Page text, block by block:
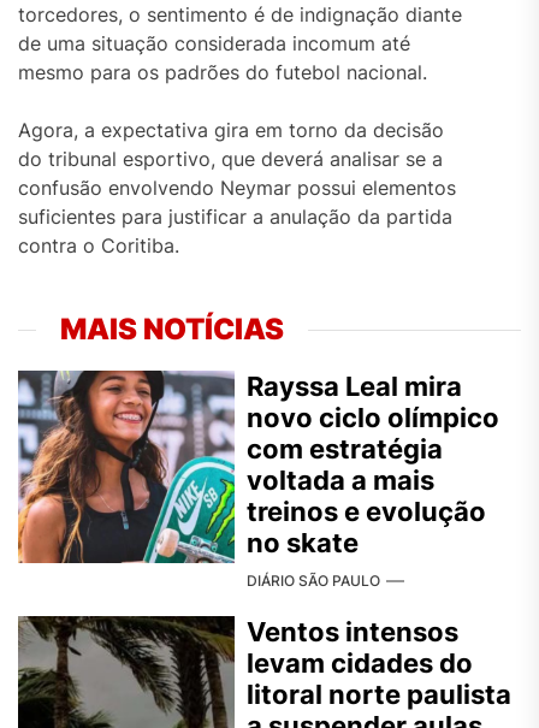
torcedores, o sentimento é de indignação diante
de uma situação considerada incomum até
mesmo para os padrões do futebol nacional.
Agora, a expectativa gira em torno da decisão
do tribunal esportivo, que deverá analisar se a
confusão envolvendo Neymar possui elementos
suficientes para justificar a anulação da partida
contra o Coritiba.
MAIS NOTÍCIAS
Rayssa Leal mira
novo ciclo olímpico
com estratégia
voltada a mais
treinos e evolução
no skate
DIÁRIO SÃO PAULO
Ventos intensos
levam cidades do
litoral norte paulista